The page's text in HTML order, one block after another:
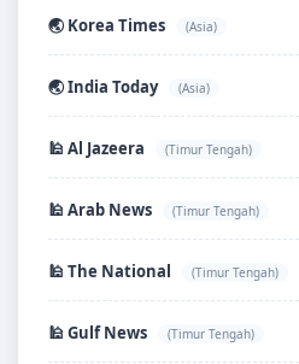
🌏 Korea Times (Asia)
🌏 India Today (Asia)
🕌 Al Jazeera (Timur Tengah)
🕌 Arab News (Timur Tengah)
🕌 The National (Timur Tengah)
🕌 Gulf News (Timur Tengah)